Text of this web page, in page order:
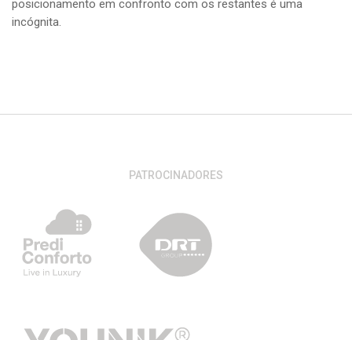
posicionamento em confronto com os restantes é uma
incógnita.
PATROCINADORES